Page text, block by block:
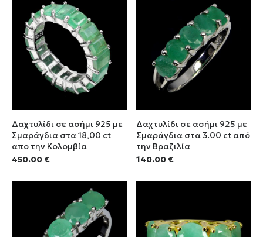
Δαχτυλίδι σε ασήμι 925 με
Σμαράγδια στα 18,00 ct
απο την Κολομβία
450.00 €
Δαχτυλίδι σε ασήμι 925 με
Σμαράγδια στα 3.00 ct από
την Βραζιλία
140.00 €